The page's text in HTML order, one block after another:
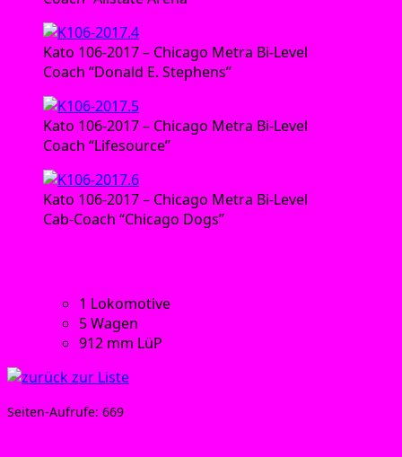
Kato 106‑2017 – Chi­ca­go Metra Bi-Level
Coach “Donald E. Stephens”
Kato 106‑2017 – Chi­ca­go Metra Bi-Level
Coach “Life­sour­ce”
Kato 106‑2017 – Chi­ca­go Metra Bi-Level
Cab-Coach “Chi­ca­go Dogs”
1 Loko­mo­ti­ve
5 Wagen
912 mm LüP
Sei­ten-Auf­ru­fe: 669